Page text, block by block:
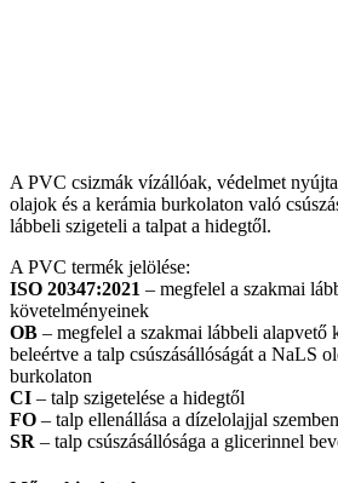
A PVC csizmák vízállóak, védelmet
olajok és a kerámia burkolaton való
lábbeli szigeteli a talpat a hidegtől.
A PVC termék jelölése:
ISO 20347:2021 – megfelel a szakmai
követelményeinek
OB – megfelel a szakmai lábbeli alapvető
beleértve a talp csúszásállóságát a NaLS
burkolaton
CI – talp szigetelése a hidegtől
FO – talp ellenállása a dízelolajjal szemben
SR – talp csúszásállósága a glicerinnel